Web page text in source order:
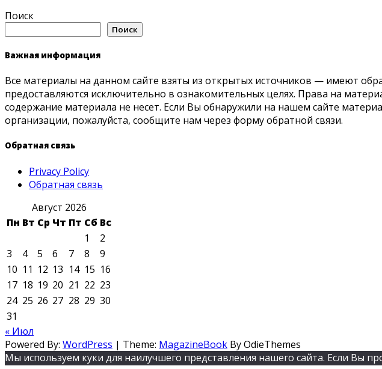
Поиск
Поиск
Важная информация
Все материалы на данном сайте взяты из открытых источников — имеют
предоставляются исключительно в ознакомительных целях. Права на
содержание материала не несет. Если Вы обнаружили на нашем сайте
организации, пожалуйста, сообщите нам через форму обратной связи.
Обратная связь
Privacy Policy
Обратная связь
Август 2026
Пн Вт Ср Чт Пт Сб Вс
1
2
3
4 5 6 7 8
9
10 11 12 13 14 15 16
17 18 19 20 21 22 23
24 25 26 27 28 29 30
31
« Июл
Powered By: WordPress | Theme: MagazineBook By OdieThemes
Мы используем куки для наилучшего представления нашего сайта. Если Вы